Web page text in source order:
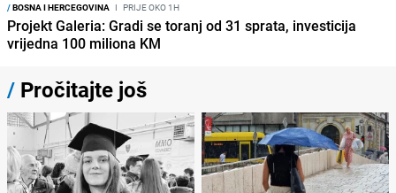
/BOSNA I HERCEGOVINA I PRIJE OKO 1H
Projekt Galeria: Gradi se toranj od 31 sprata, investicija
vrijedna 100 miliona KM
/ Pročitajte još